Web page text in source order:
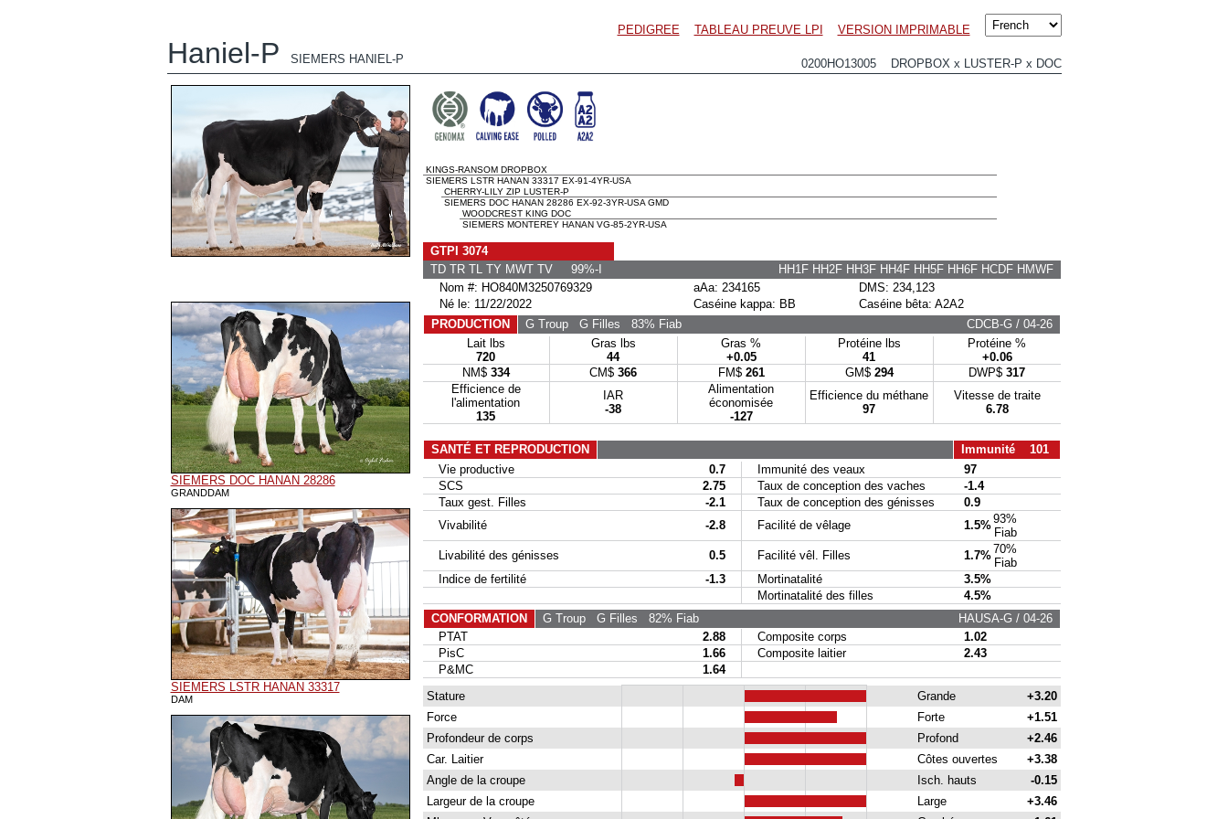
PEDIGREE TABLEAU PREUVE LPI VERSION IMPRIMABLE
Haniel-P SIEMERS HANIEL-P 0200HO13005 DROPBOX x LUSTER-P x DOC
SIEMERS DOC HANAN 28286
GRANDDAM
SIEMERS LSTR HANAN 33317
DAM
KINGS-RANSOM DROPBOX
SIEMERS LSTR HANAN 33317 EX-91-4YR-USA
CHERRY-LILY ZIP LUSTER-P
SIEMERS DOC HANAN 28286 EX-92-3YR-USA GMD
WOODCREST KING DOC
SIEMERS MONTEREY HANAN VG-85-2YR-USA
GTPI 3074
TD TR TL TY MWT TV 99%-I
HH1F HH2F HH3F HH4F HH5F HH6F HCDF HMWF
Nom #: HO840M3250769329
aAa: 234165
DMS: 234,123
Né le: 11/22/2022
Caséine kappa: BB
Caséine bêta: A2A2
PRODUCTION
G TroupG Filles 83% Fiab
CDCB-G / 04-26
Lait lbs
720
Gras lbs
44
Gras %
+0.05
Protéine lbs
41
Protéine %
+0.06
NM$ 334 CM$ 366 FM$ 261 GM$ 294 DWP$ 317
Efficience de
l'alimentation
135
IAR
-38
Alimentation
économisée
-127
Efficience du méthane
97
Vitesse de traite
6.78
SANTÉ ET REPRODUCTION
Immunité 101
Vie productive
0.7 Immunité des veaux
97
SCS
2.75 Taux de conception des vaches
-1.4
Taux gest. Filles
-2.1 Taux de conception des génisses
0.9
Vivabilité
-2.8 Facilité de vêlage 1.5%93%
Fiab
Livabilité des génisses
0.5 Facilité vêl. Filles 1.7%70%
Fiab
Indice de fertilité
-1.3 Mortinatalité
3.5%
Mortinatalité des filles
4.5%
CONFORMATION
G TroupG Filles 82% Fiab
HAUSA-G / 04-26
PTAT
2.88 Composite corps
1.02
PisC
1.66 Composite laitier
2.43
P&MC
1.64
Stature
Grande
+3.20
Force
Forte
+1.51
Profondeur de corps
Profond
+2.46
Car. Laitier
Côtes ouvertes
+3.38
Angle de la croupe
Isch. hauts
-0.15
Largeur de la croupe
Large
+3.46